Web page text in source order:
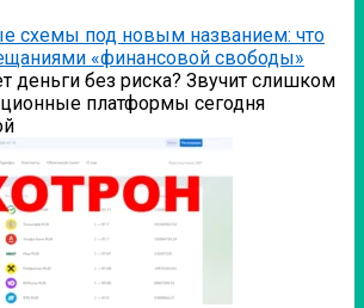
схемы под новым названием: что
«финансовой свободы»
деньги без риска? Звучит слишком
платформы сегодня